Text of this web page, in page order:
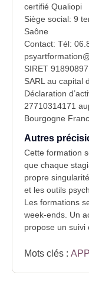
certifié Qualiopi
Siège social: 9
Saône
Contact: Tél:
SIRET
SARL au capital
Déclaration
27710314171
Bourgogne
Autres
Cette formation
que chaque
propre
et les outils
Les formations
week-ends. Un
propose un suivi
Mots clés : APP